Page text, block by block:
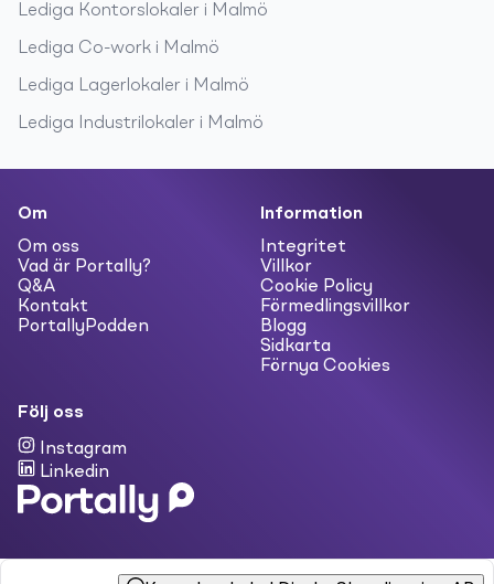
Lediga Kontorslokaler i Malmö
Lediga Co-work i Malmö
Lediga Lagerlokaler i Malmö
Lediga Industrilokaler i Malmö
Om
Om oss
Vad är Portally?
Q&A
Kontakt
PortallyPodden
Information
Integritet
Villkor
Cookie Policy
Förmedlingsvillkor
Blogg
Sidkarta
Förnya Cookies
Följ oss
Instagram
Linkedin